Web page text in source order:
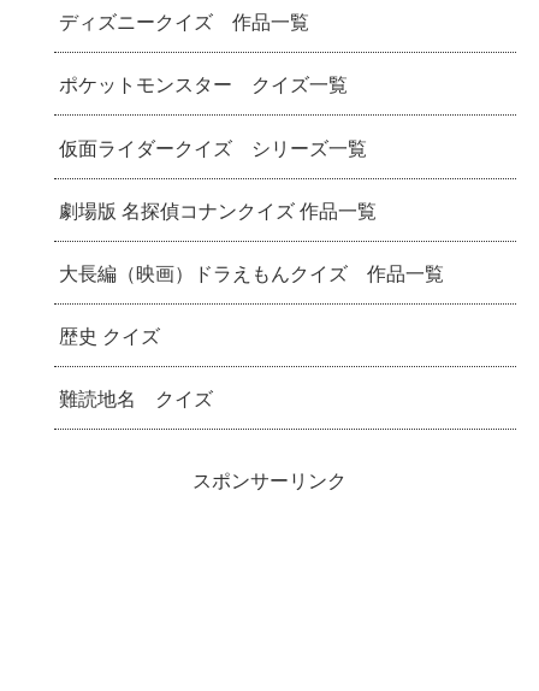
ディズニークイズ 作品一覧
ポケットモンスター クイズ一覧
仮面ライダークイズ シリーズ一覧
劇場版 名探偵コナンクイズ 作品一覧
大長編（映画）ドラえもんクイズ 作品一覧
歴史 クイズ
難読地名 クイズ
スポンサーリンク